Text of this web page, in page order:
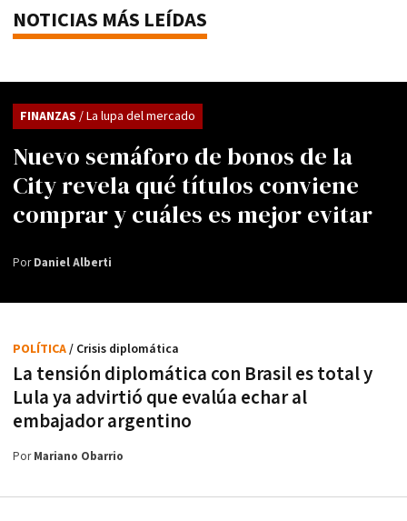
NOTICIAS MÁS LEÍDAS
Nuevo semáforo de bonos de la
City revela qué títulos conviene
comprar y cuáles es mejor evitar
FINANZAS / La lupa del mercado
PorDaniel Alberti
La tensión diplomática con Brasil es total y
Lula ya advirtió que evalúa echar al
embajador argentino
POLÍTICA/ Crisis diplomática
PorMariano Obarrio